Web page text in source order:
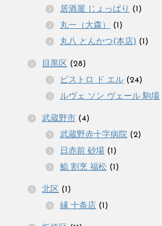
居酒屋 じょっぱり (1)
丸一（大森）
(1)
丸八 とんかつ(本店) (1)
目黒区 (28)
ビストロ ド エル (24)
ルヴェ ソン ヴェール 駒場
武蔵野市 (4)
武蔵野赤十字病院 (2)
日赤前 砂場 (1)
鮨 割烹 福松 (1)
北区 (1)
縁 十条店 (1)